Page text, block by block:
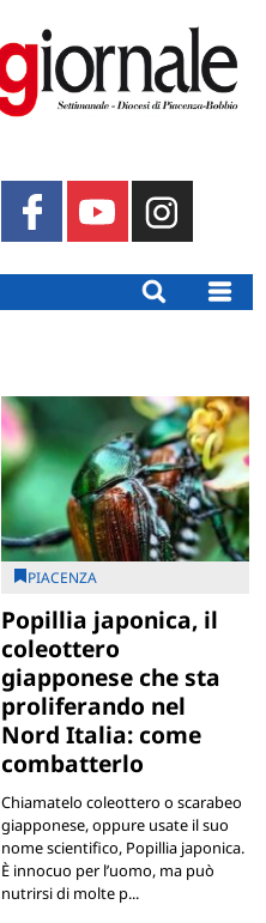
PIACENZA
Popillia japonica, il
coleottero
giapponese che sta
proliferando nel
Nord Italia: come
combatterlo
Chiamatelo coleottero o scarabeo
giapponese, oppure usate il suo
nome scientifico, Popillia japonica.
È innocuo per l’uomo, ma può
nutrirsi di molte p...